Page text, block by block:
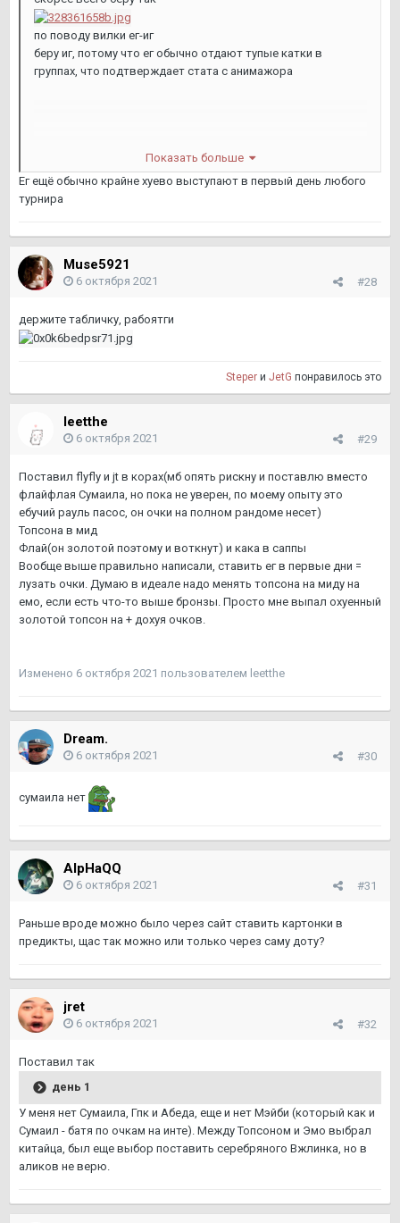
по поводу вилки ег-иг
беру иг, потому что ег обычно отдают тупые катки в
группах, что подтверждает стата с анимажора
Показать больше
Ег ещё обычно крайне хуево выступают в первый день любого
турнира
Muse5921
#28
6 октября 2021
держите табличку, рабоятги
Steper и JetG понравилось это
leetthe
#29
6 октября 2021
Поставил flyfly и jt в корах(мб опять рискну и поставлю вместо
флайфлая Сумаила, но пока не уверен, по моему опыту это
ебучий рауль пасос, он очки на полном рандоме несет)
Топсона в мид
Флай(он золотой поэтому и воткнут) и кака в саппы
Вообще выше правильно написали, ставить ег в первые дни =
лузать очки. Думаю в идеале надо менять топсона на миду на
емо, если есть что-то выше бронзы. Просто мне выпал охуенный
золотой топсон на + дохуя очков.
Изменено 6 октября 2021 пользователем leetthe
Dream.
#30
6 октября 2021
сумаила нет
AlpHaQQ
#31
6 октября 2021
Раньше вроде можно было через сайт ставить картонки в
предикты, щас так можно или только через саму доту?
jret
#32
6 октября 2021
Поставил так
день 1
У меня нет Сумаила, Гпк и Абеда, еще и нет Мэйби (который как и
Сумаил - батя по очкам на инте). Между Топсоном и Эмо выбрал
китайца, был еще выбор поставить серебряного Вжлинка, но в
аликов не верю.